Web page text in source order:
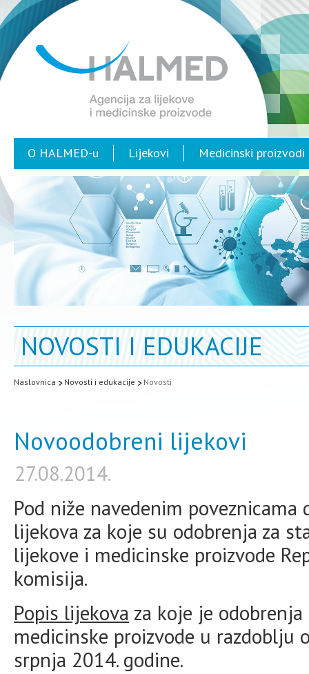
O HALMED-u Lijekovi Medicinski proizvodi
NOVOSTI I EDUKACIJE
Naslovnica Novosti i edukacije Novosti
Novoodobreni lijekovi
27.08.2014.
Pod niže navedenim
lijekova za koje su odobrenja za
lijekove i medicinske proizvode
komisija.
Popis lijekova za koje je
medicinske proizvode u razdoblju
srpnja 2014. godine.